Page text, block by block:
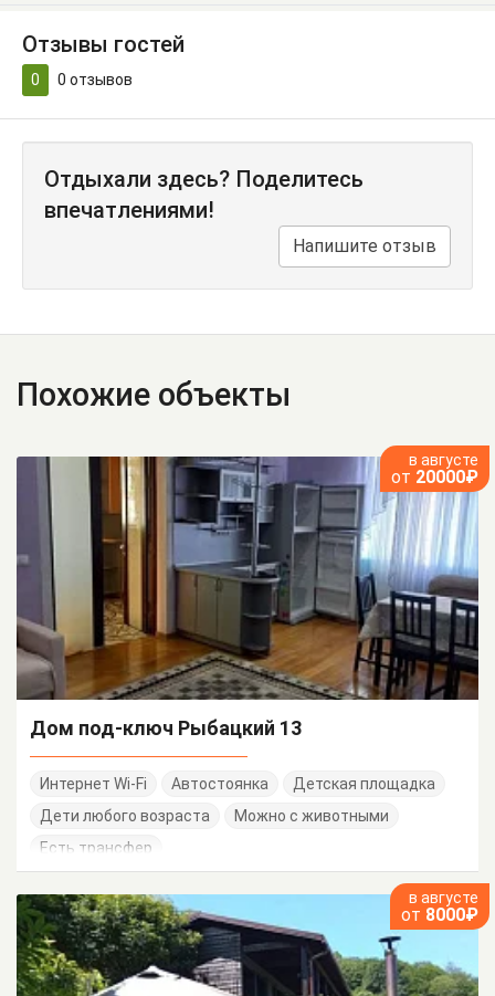
Отзывы гостей
0 0 отзывов
Отдыхали здесь? Поделитесь
впечатлениями!
Напишите отзыв
Похожие объекты
в августе
от 20000₽
Дом под-ключ Рыбацкий 13
Интернет Wi-Fi Автостоянка
Детская площадка
Дети любого возраста
Можно с животными
Есть трансфер
в августе
от 8000₽